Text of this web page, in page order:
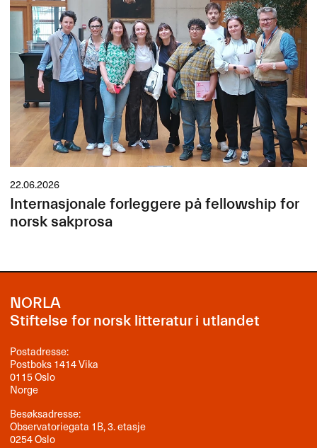
22.06.2026
Internasjonale forleggere på fellowship for
norsk sakprosa
NORLA
Stiftelse for norsk litteratur i utlandet
Postadresse:
Postboks 1414 Vika
0115 Oslo
Norge
Besøksadresse:
Observatoriegata 1B, 3. etasje
0254 Oslo